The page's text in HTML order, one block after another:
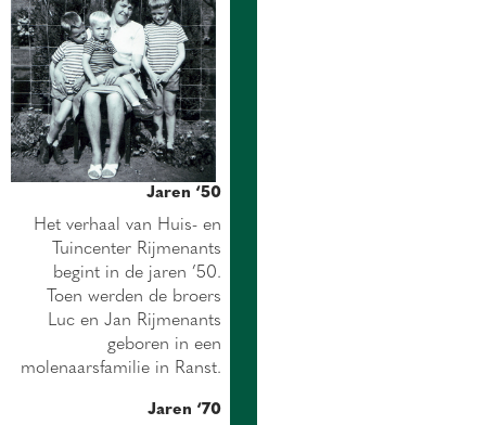
Jaren ‘50
Het verhaal van Huis- en
Tuincenter Rijmenants
begint in de jaren ’50.
Toen werden de broers
Luc en Jan Rijmenants
geboren in een
molenaarsfamilie in Ranst.
Jaren ‘70